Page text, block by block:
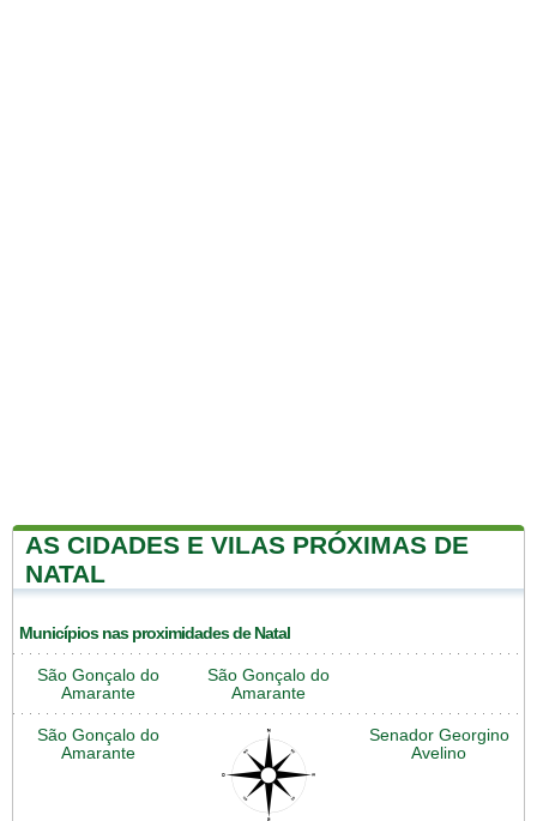
AS CIDADES E VILAS PRÓXIMAS DE
NATAL
Municípios nas proximidades de Natal
São Gonçalo do
Amarante
São Gonçalo do
Amarante
São Gonçalo do
Amarante
Senador Georgino
Avelino